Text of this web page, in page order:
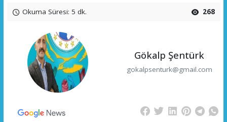
Okuma Süresi: 5 dk. 268
Gökalp Şentürk
gokalpsenturk@gmail.com